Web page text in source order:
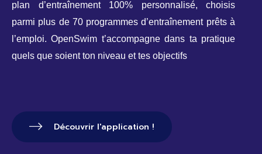
plan d’entraînement 100% personnalisé, choisis
parmi plus de 70 programmes d’entraînement prêts à
l’emploi. OpenSwim t’accompagne dans ta pratique
quels que soient ton niveau et tes objectifs
Découvrir l'application !